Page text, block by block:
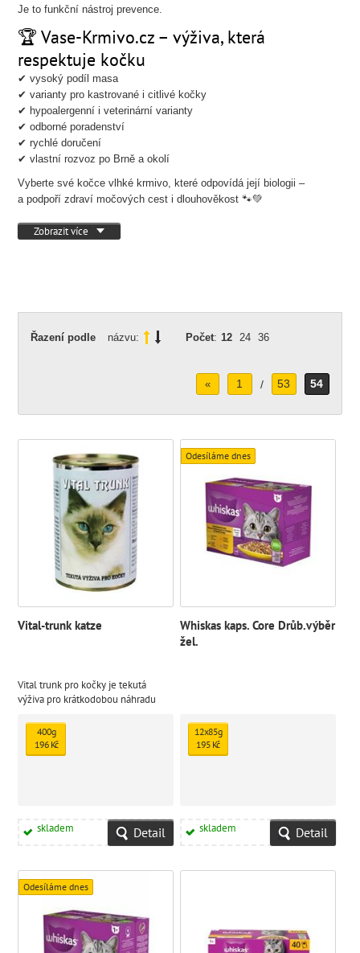
Je to funkční nástroj prevence.
🏆 Vase-Krmivo.cz – výživa, která
respektuje kočku
✔ vysoký podíl masa
✔ varianty pro kastrované i citlivé kočky
✔ hypoalergenní i veterinární varianty
✔ odborné poradenství
✔ rychlé doručení
✔ vlastní rozvoz po Brně a okolí
Vyberte své kočce vlhké krmivo, které odpovídá její biologii –
a podpoří zdraví močových cest i dlouhověkost 🐾💚
Zobrazit více
Řazení podle názvu: Počet: 12 24 36
« 1 / 53 54
Vital-trunk katze
Vital trunk pro kočky je tekutá
výživa pro krátkodobou náhradu
urychlení návratu k běžné stravě.
400g
196 Kč
skladem Detail
Odesíláme dnes
Whiskas kaps. Core Drůb.výběr
žel.
12x85g
195 Kč
skladem Detail
Odesíláme dnes